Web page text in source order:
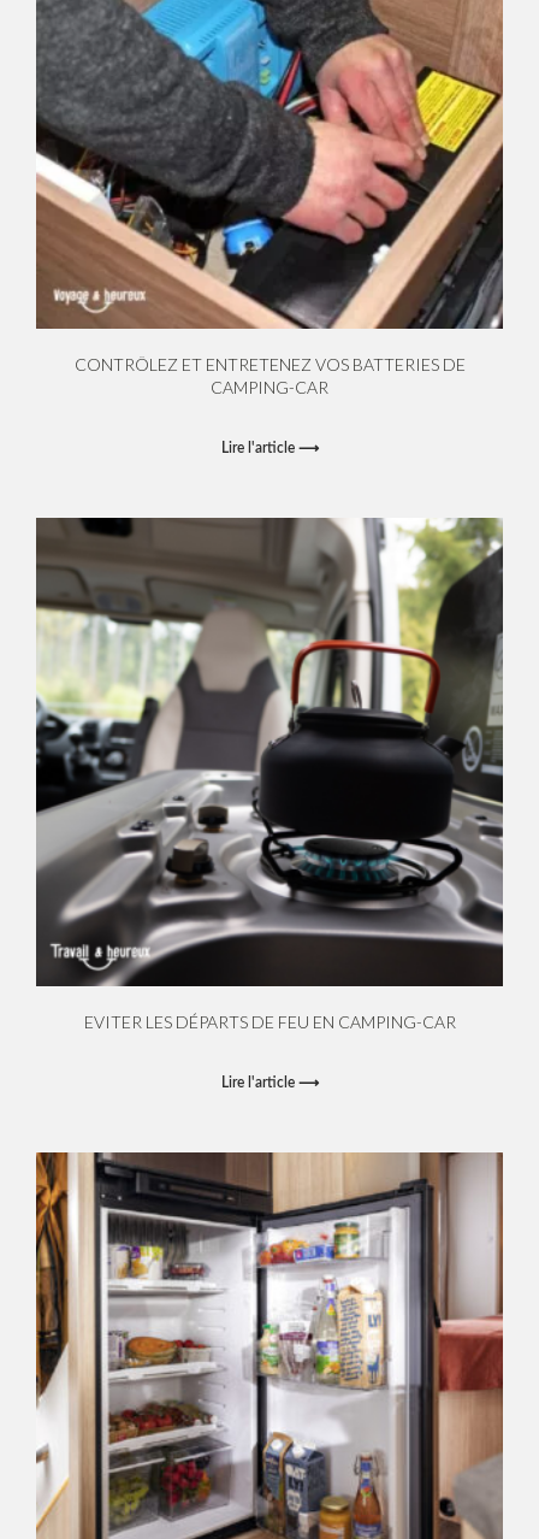
CONTRÔLEZ ET ENTRETENEZ VOS BATTERIES DE
CAMPING-CAR
Lire l'article ⟶
EVITER LES DÉPARTS DE FEU EN CAMPING-CAR
Lire l'article ⟶